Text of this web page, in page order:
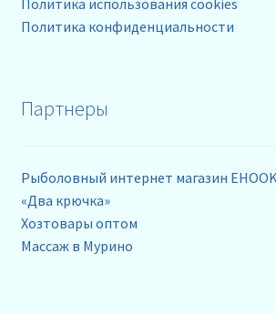
Политика конфиденциальности
Партнеры
Рыболовный интернет магазин
«Два крючка»
Хозтовары оптом
Массаж в Мурино